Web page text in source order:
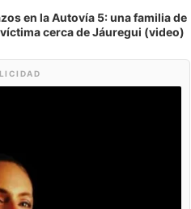
en la Autovía 5: una familia de
cerca de Jáuregui (video)